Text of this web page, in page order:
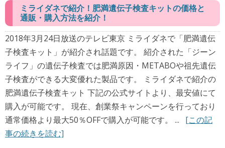
ミライダネで紹介！肥満遺伝子検査キットの価格と
通販・購入方法を紹介！
2018年3月24日放送のテレビ東京 ミライダネで「肥満遺伝
子検査キット」が紹介され話題です。 紹介された「ジーン
ライフ」の遺伝子検査では肥満原因・METABOや祖先遺伝
子検査ができる大変優れた製品です。 ミライダネで紹介の
肥満遺伝子検査キット 下記の公式サイトより、最安値にて
購入が可能です。 現在、創業祭キャンペーンを行っており
通常価格より最大50％OFFで購入が可能です。 ... [この記
事の続きを読む]